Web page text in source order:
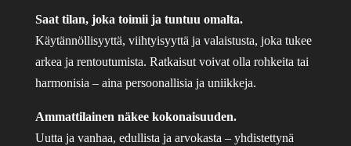
Saat tilan, joka toimii ja tuntuu omalta.
Käytännöllisyyttä, viihtyisyyttä ja valaistusta, joka tukee
arkea ja rentoutumista. Ratkaisut voivat olla rohkeita tai
harmonisia – aina persoonallisia ja uniikkeja.
Ammattilainen näkee kokonaisuuden.
Uutta ja vanhaa, edullista ja arvokasta – yhdistettynä